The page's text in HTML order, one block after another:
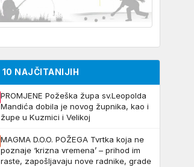
10 NAJČITANIJIH
PROMJENE Požeška župa sv.Leopolda
Mandića dobila je novog župnika, kao i
župe u Kuzmici i Velikoj
MAGMA D.O.O. POŽEGA Tvrtka koja ne
poznaje ‘krizna vremena’ – prihod im
raste, zapošljavaju nove radnike, grade